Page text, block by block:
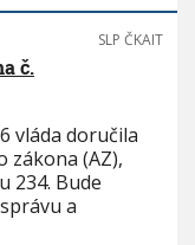
SLP ČKAIT
č.
vláda doručila
zákona (AZ),
234. Bude
a